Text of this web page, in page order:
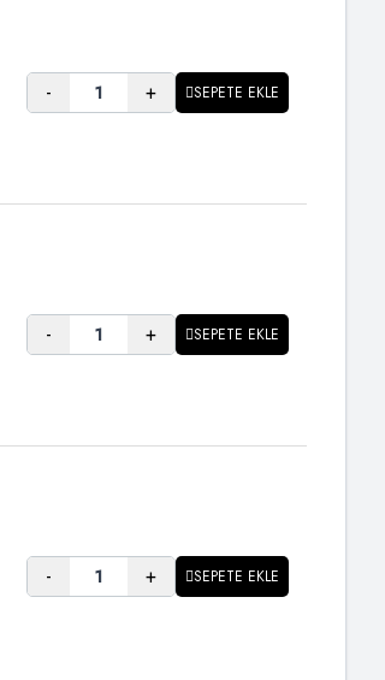
- + SEPETE EKLE
- + SEPETE EKLE
- + SEPETE EKLE